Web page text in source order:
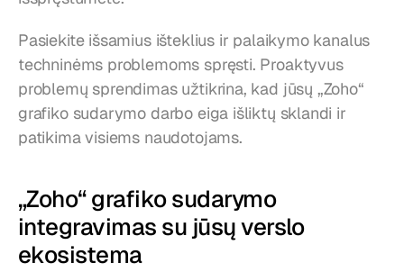
Pasiekite išsamius išteklius ir palaikymo kanalus
techninėms problemoms spręsti. Proaktyvus
problemų sprendimas užtikrina, kad jūsų „Zoho“
grafiko sudarymo darbo eiga išliktų sklandi ir
patikima visiems naudotojams.
„Zoho“ grafiko sudarymo
integravimas su jūsų verslo
ekosistema